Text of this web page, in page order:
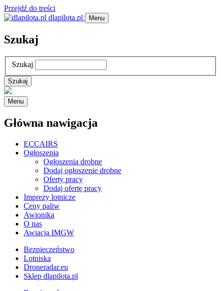
Przejdź do treści
dlapilota.pl
Menu
Szukaj
Szukaj
Menu
Główna nawigacja
ECCAIRS
Ogłoszenia
Ogłoszenia drobne
Dodaj ogłoszenie drobne
Oferty pracy
Dodaj ofertę pracy
Imprezy lotnicze
Ceny paliw
Awionika
O nas
Awiacja IMGW
Bezpieczeństwo
Lotniska
Droneradar.eu
Sklep dlapilota.pl